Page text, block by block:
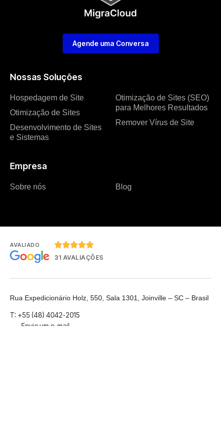
Nossas Soluções
Hospedagem de Site
Otimização de Sites
Desenvolvimento de Sites
e Sistemas
Otimização de Sites (SEO)
para Melhores Resultados
Remover Vírus de Site
Empresa
Sobre nós Blog
Agende uma Conversa
AVALIADO 
31 AVALIAÇÕES
Rua Expedicionário Holz, 550, Sala 1301, Joinville – SC – Brasil
T: +55 (48) 4042-2015
Envie um e-mail